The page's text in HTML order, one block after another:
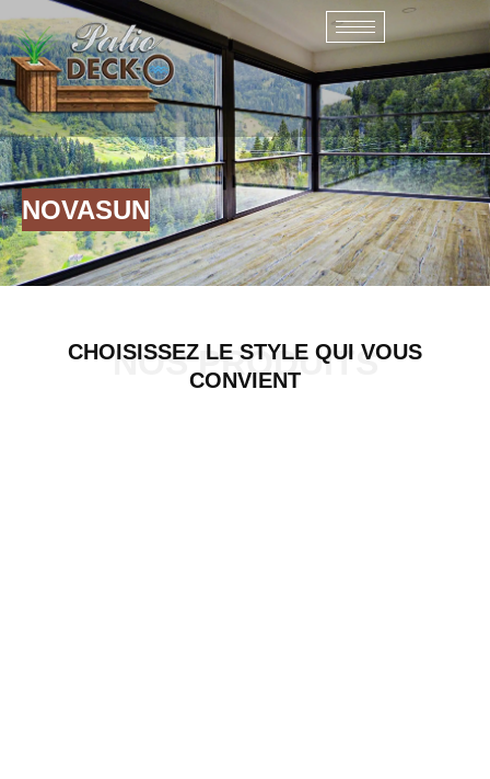
to
content
NOVASUN
NOS PRODUITS
CHOISISSEZ LE STYLE QUI VOUS
CONVIENT